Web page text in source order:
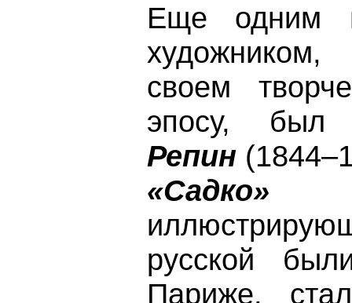
Еще одним
своем
эпосу,
Репин
«Садко»
русской
Париже,